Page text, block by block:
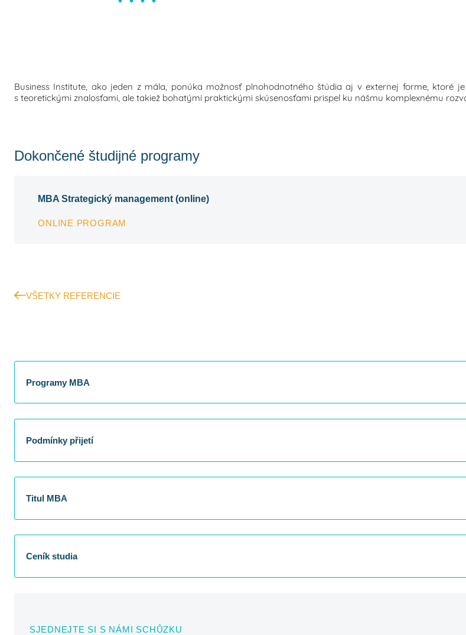
Business Institute, ako jeden z mála, ponúka možnosť plnohodnotného štúdia aj v externej forme, ktoré
s teoretickými znalosťami, ale takiež bohatými praktickými skúsenosťami prispel ku nášmu komplexnému
Dokončené študijné programy
MBA Strategický management (online)
ONLINE PROGRAM
VŠETKY REFERENCIE
Programy MBA
Podmínky přijetí
Titul MBA
Ceník studia
SJEDNEJTE SI S NÁMI SCHŮZKU